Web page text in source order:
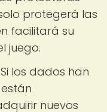
protegerá las
facilitará su
juego.
Si los dados han
nuevos